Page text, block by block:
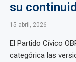
su
15 abril, 2026
El Partido Cívico
categórica las